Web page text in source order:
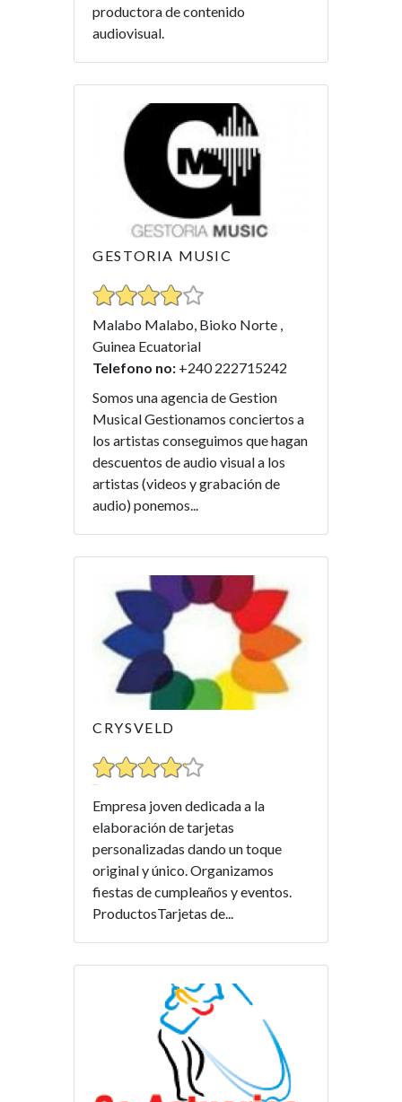
productora de contenido
audiovisual.
GESTORIA MUSIC
Malabo Malabo, Bioko Norte ,
Guinea Ecuatorial
Telefono no: +240 222715242
Somos una agencia de Gestion
Musical Gestionamos conciertos a
los artistas conseguimos que hagan
descuentos de audio visual a los
artistas (videos y grabación de
audio) ponemos...
CRYSVELD
Empresa joven dedicada a la
elaboración de tarjetas
personalizadas dando un toque
original y único. Organizamos
fiestas de cumpleaños y eventos.
ProductosTarjetas de...